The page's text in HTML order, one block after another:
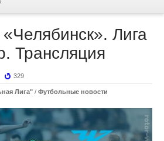
Лига
Трансляция
329
Лига" / Футбольные новости